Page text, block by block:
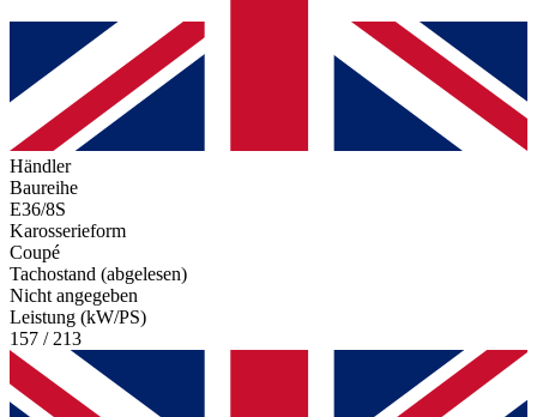
Händler
Baureihe
E36/8S
Karosserieform
Coupé
Tachostand (abgelesen)
Nicht angegeben
Leistung (kW/PS)
157 / 213